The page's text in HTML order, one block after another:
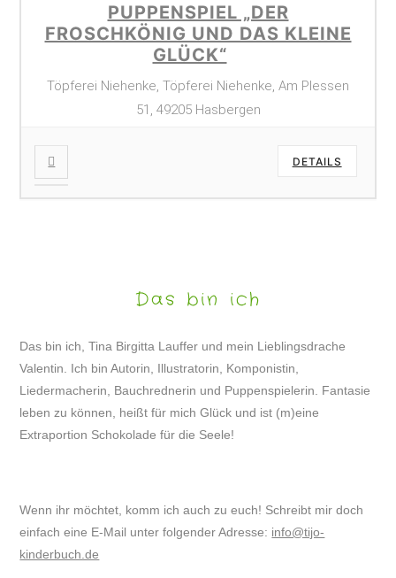
PUPPENSPIEL „DER
FROSCHKÖNIG UND DAS KLEINE
GLÜCK“
Töpferei Niehenke, Töpferei Niehenke, Am Plessen
51, 49205 Hasbergen
DETAILS
Das bin ich
Das bin ich, Tina Birgitta Lauffer und mein Lieblingsdrache
Valentin. Ich bin Autorin, Illustratorin, Komponistin,
Liedermacherin, Bauchrednerin und Puppenspielerin. Fantasie
leben zu können, heißt für mich Glück und ist (m)eine
Extraportion Schokolade für die Seele!
Wenn ihr möchtet, komm ich auch zu euch! Schreibt mir doch
einfach eine E-Mail unter folgender Adresse: info@tijo-
kinderbuch.de